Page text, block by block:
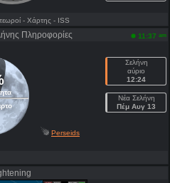
- Χάρτης - ISS
Πληροφορίες 11:37 am
Σελήνη
αύριο
12:24
Νέα Σελήνη
Πέμ Αυγ 13
Perseids